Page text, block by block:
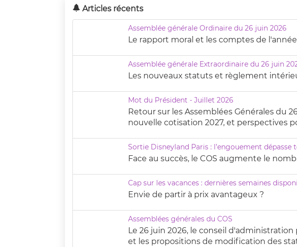
Articles récents
Assemblée générale Ordinaire du 26 juin 2026
Le rapport moral et les comptes de
Assemblée générale Extraordinaire du 26 juin
Les nouveaux statuts et règlement
Mot du Président - Juillet 2026
Retour sur les Assemblées Générales du
nouvelle cotisation 2027, et perspectives
Sortie Disneyland Paris : l’engouement dépasse
Face au succès, le COS augmente le
Cap sur les vacances : dernières semaines
Envie de partir à prix avantageux ?
Assemblées générales du COS
Le 26 juin 2026, le conseil
et les propositions de modification des